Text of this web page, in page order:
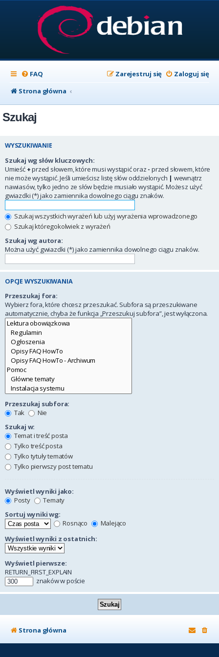
FAQ Zaloguj się
Zarejestruj się
Strona główna
Szukaj
WYSZUKIWANIE
Szukaj wg słów kluczowych:
Umieść +przed słowem, które musi wystąpić oraz - przed słowem, które
nie może wystąpić. Jeśli umieścisz listę słów oddzielonych | wewnątrz
nawiasów, tylko jedno ze słów będzie musiało wystąpić. Możesz użyć
gwiazdki (*) jako zamiennika dowolnego ciągu znaków.
Szukaj wszystkich wyrażeń lub użyj wyrażenia wprowadzonego
Szukaj któregokolwiek z wyrażeń
Szukaj wg autora:
Można użyć gwiazdki (*) jako zamiennika dowolnego ciągu znaków.
OPCJE WYSZUKIWANIA
Przeszukaj fora:
Wybierz fora, które chcesz przeszukać. Subfora są przeszukiwane
automatycznie, chyba że funkcja „Przeszukuj subfora”, jest wyłączona.
Przeszukaj subfora:
Tak
Nie
Szukaj w:
Temat i treść posta
Tylko treść posta
Tylko tytuły tematów
Tylko pierwszy post tematu
Wyświetl wyniki jako:
Posty
Tematy
Sortuj wyniki wg:
Rosnąco
Malejąco
Wyświetl wyniki z ostatnich:
Wyświetl pierwsze:
RETURN_FIRST_EXPLAIN
znaków w poście
Strona główna